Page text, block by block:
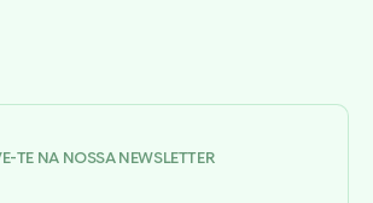
TE NA NOSSA NEWSLETTER